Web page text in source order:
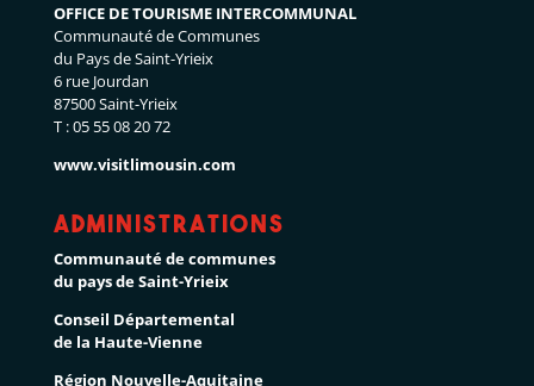
OFFICE DE TOURISME INTERCOMMUNAL
Communauté de Communes
du Pays de Saint-Yrieix
6 rue Jourdan
87500 Saint-Yrieix
T : 05 55 08 20 72
www.visitlimousin.com
Administrations
Communauté de communes
du pays de Saint-Yrieix
Conseil Départemental
de la Haute-Vienne
Région Nouvelle-Aquitaine